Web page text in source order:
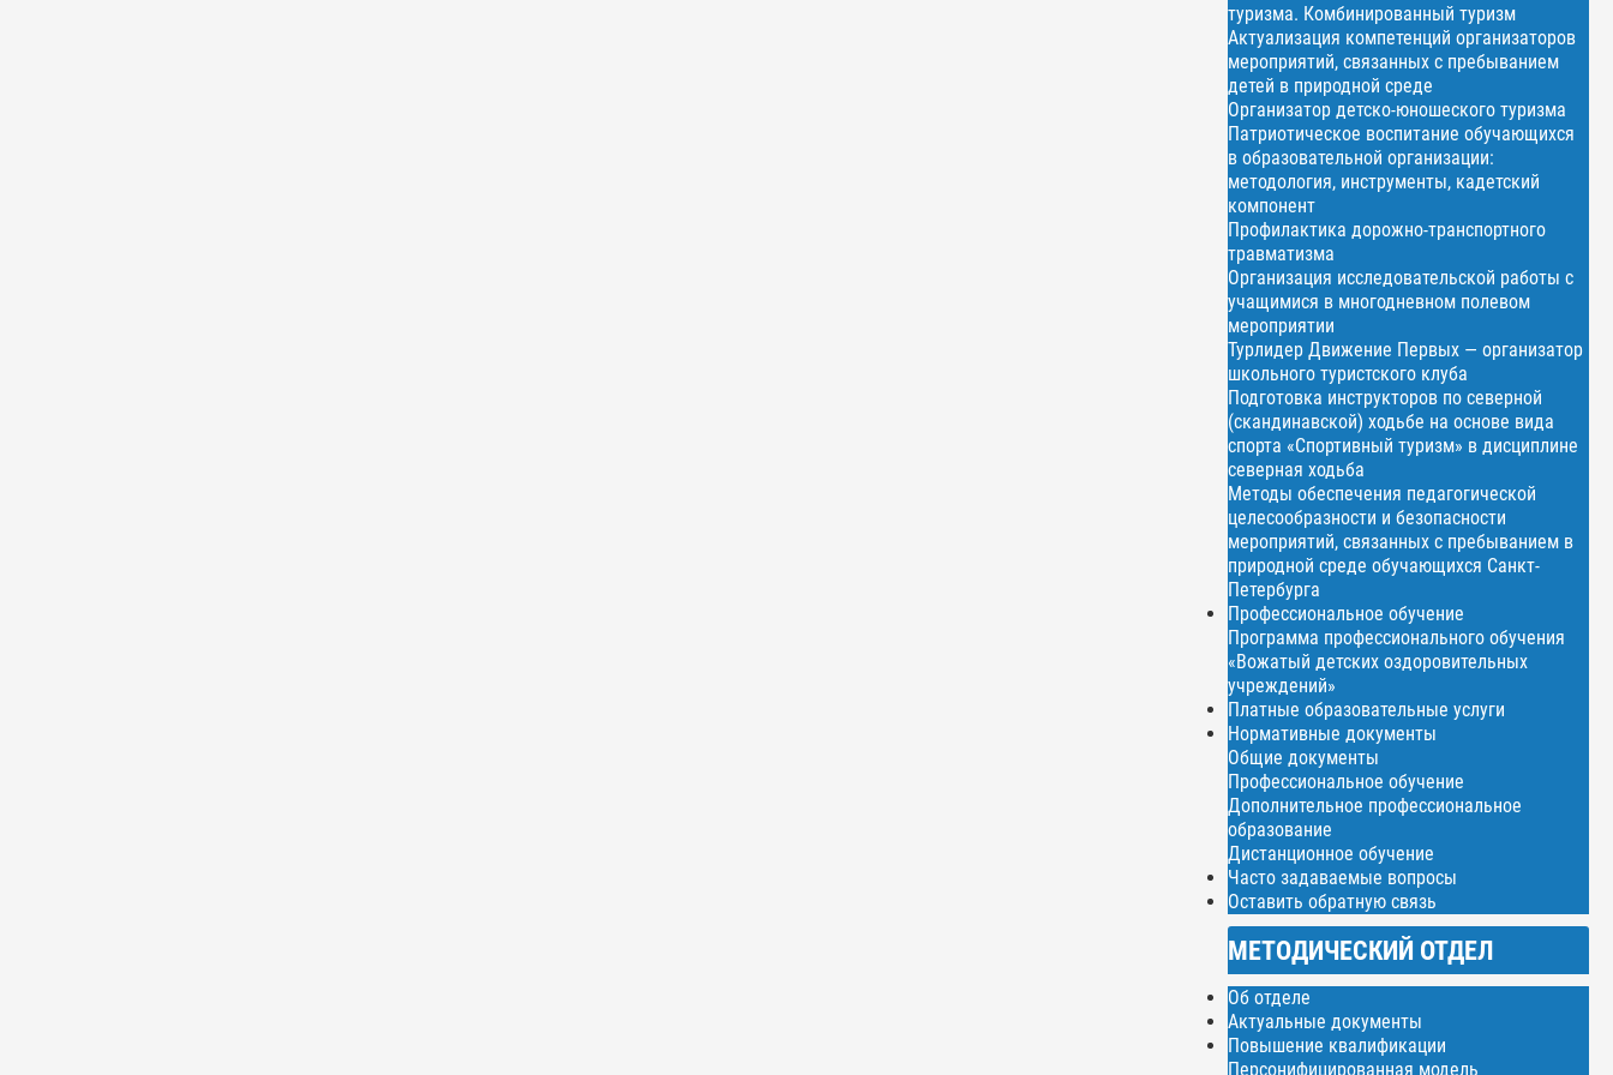
туризма. Комбинированный туризм
Актуализация компетенций организаторов
мероприятий, связанных с пребыванием
детей в природной среде
Организатор детско-юношеского туризма
Патриотическое воспитание обучающихся
в образовательной организации:
методология, инструменты, кадетский
компонент
Профилактика дорожно-транспортного
травматизма
Организация исследовательской работы с
учащимися в многодневном полевом
мероприятии
Турлидер Движение Первых — организатор
школьного туристского клуба
Подготовка инструкторов по северной
(скандинавской) ходьбе на основе вида
спорта «Спортивный туризм» в дисциплине
северная ходьба
Методы обеспечения педагогической
целесообразности и безопасности
мероприятий, связанных с пребыванием в
природной среде обучающихся Санкт-
Петербурга
Профессиональное обучение
Программа профессионального обучения
«Вожатый детских оздоровительных
учреждений»
Платные образовательные услуги
Нормативные документы
Общие документы
Профессиональное обучение
Дополнительное профессиональное
образование
Дистанционное обучение
Часто задаваемые вопросы
Оставить обратную связь
МЕТОДИЧЕСКИЙ ОТДЕЛ
Об отделе
Актуальные документы
Повышение квалификации
Персонифицированная модель